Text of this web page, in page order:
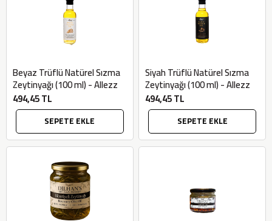
Beyaz Trüflü Natürel Sızma
Zeytinyağı (100 ml) - Allezz
494,45 TL
SEPETE EKLE
Siyah Trüflü Natürel Sızma
Zeytinyağı (100 ml) - Allezz
494,45 TL
SEPETE EKLE